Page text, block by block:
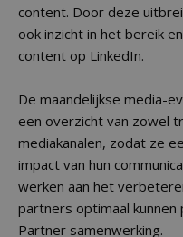
content. Door deze
ook inzicht in het bereik
content op LinkedIn.
De maandelijkse media-
een overzicht van zowel
mediakanalen, zodat ze
impact van hun
werken aan het
partners optimaal
Partner samenwerking.